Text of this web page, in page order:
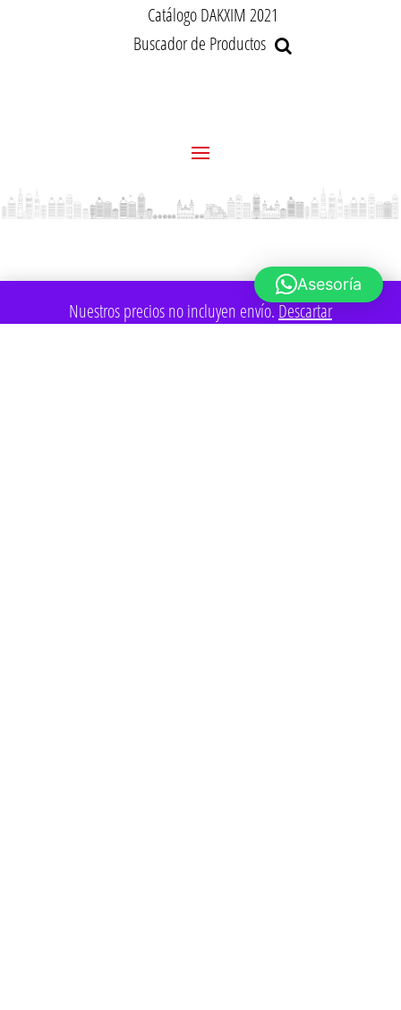
Nuestros precios no incluyen envío. Descartar
Catálogo DAKXIM 2021
Buscador de Productos
Asesoría